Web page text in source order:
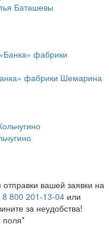
Баташевы
фабрики Шемарина
вашей заявки на
8 800 201-13-04 или
за неудобства!
поля*